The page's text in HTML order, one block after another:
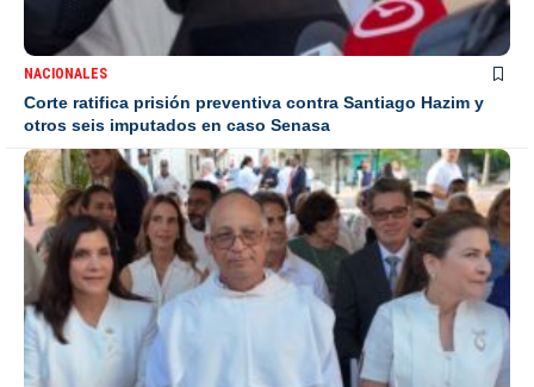
NACIONALES
Corte ratifica prisión preventiva contra Santiago Hazim y
otros seis imputados en caso Senasa